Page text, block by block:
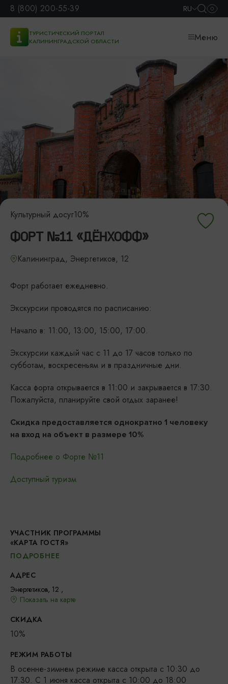
8 (800) 200-55-39 RU
ТУРИСТИЧЕСКИЙ ПОРТАЛ
КАЛИНИНГРАДСКОЙ ОБЛАСТИ
Меню
Культурный досуг10%
ФОРТ №11 «ДЁНХОФФ»
Калининград, Энергетиков, 12
Форт работает ежедневно.
Экскурсии проводятся по расписанию:
Начало в: 11:00, 13:00, 15:00, 17:00.
Экскурсии каждый час с 11 до 17 часов только по
субботам, воскресеньям и в праздничные дни.
Касса форта открывается в 11:00 и закрывается в 17:30.
Пожалуйста, планируйте свой отдых заранее!
Скидка предоставляется однократно 1 человеку
на вход на объект в размере 10%
Подробнее о Форте №11
Доступный туризм
УЧАСТНИК ПРОГРАММЫ
«КАРТА ГОСТЯ»
ПОДРОБНЕЕ
АДРЕС
Энергетиков, 12 ,
Показать на карте
СКИДКА
10%
РЕЖИМ РАБОТЫ
В осенне-зимнем режиме касса открыта с ‪10:30 до
17:30‬. С 1 июня касса открыта с 10:00 до 18:00